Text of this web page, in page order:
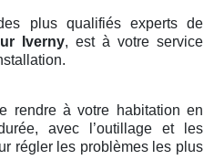
plus qualifiés experts de
Iverny, est à votre service
rendre à votre habitation en
avec l’outillage et les
régler les problèmes les plus